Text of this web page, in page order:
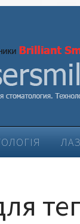
ЛІКУВАННЯ